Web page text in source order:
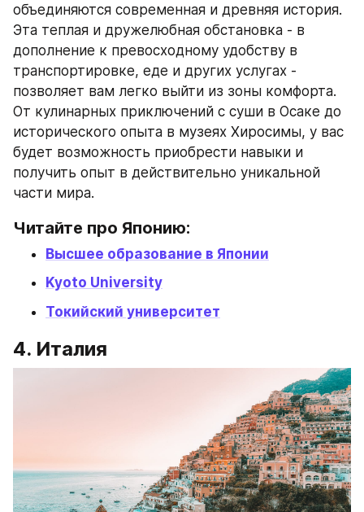
объединяются современная и древняя история.
Эта теплая и дружелюбная обстановка - в
дополнение к превосходному удобству в
транспортировке, еде и других услугах -
позволяет вам легко выйти из зоны комфорта.
От кулинарных приключений с суши в Осаке до
исторического опыта в музеях Хиросимы, у вас
будет возможность приобрести навыки и
получить опыт в действительно уникальной
части мира.
Читайте про Японию:
Высшее образование в Японии
Kyoto University
Токийский университет
4. Италия